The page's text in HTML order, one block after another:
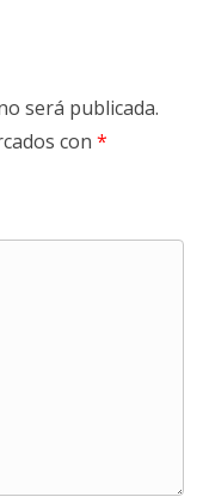
será publicada.
con *